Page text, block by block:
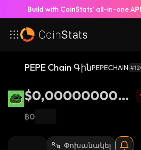
Build with CoinStats’ all-in-one
PEPE Chain ԳինPEPECHAIN
$0,000000000
011
฿0
Փոխանակել